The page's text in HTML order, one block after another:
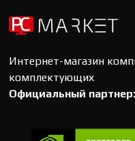
Интернет-магазин
комплектующих
Официальный партнер: